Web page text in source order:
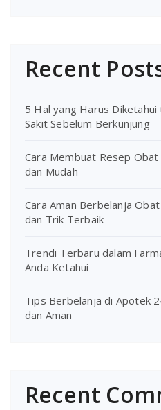
Recent
5 Hal yang Harus
Sakit Sebelum Berkunjung
Cara Membuat Resep
dan Mudah
Cara Aman Berbelanja
dan Trik Terbaik
Trendi Terbaru dalam
Anda Ketahui
Tips Berbelanja di Apotek
dan Aman
Recent